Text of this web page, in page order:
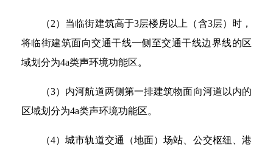
（2）当临街建筑高于3层楼房以上（含3层）时，
将临街建筑面向交通干线一侧至交通干线边界线的区
域划分为4a类声环境功能区。
（3）内河航道两侧第一排建筑物面向河道以内的
区域划分为4a类声环境功能区。
（4）城市轨道交通（地面）场站、公交枢纽、港